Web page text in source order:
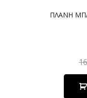
ΠΛΑΝΗ